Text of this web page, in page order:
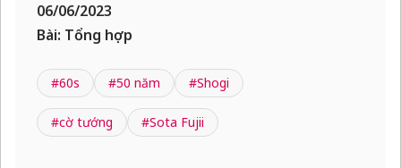
06/06/2023
Bài: Tổng hợp
#60s #50 năm #Shogi
#cờ tướng #Sota Fujii